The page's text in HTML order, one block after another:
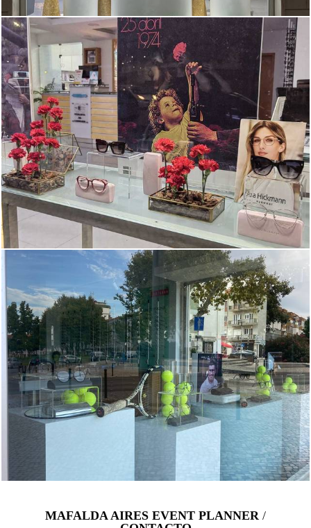
MAFALDA AIRES EVENT PLANNER/